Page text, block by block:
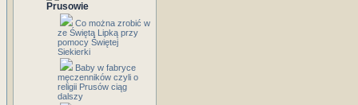
Prusowie
Co można zrobić w
ze Świętą Lipką przy
pomocy Świętej
Siekierki
Baby w fabryce
męczenników czyli o
religii Prusów ciąg
dalszy